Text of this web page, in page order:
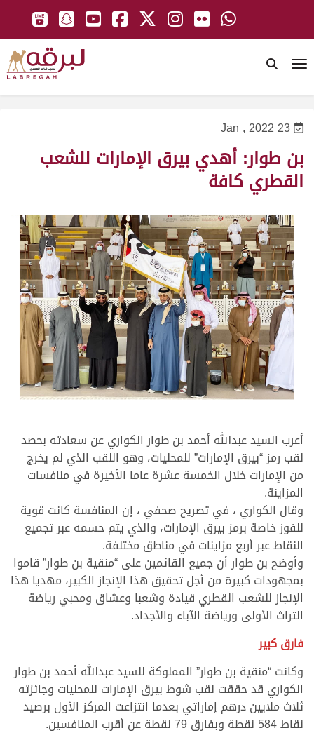
23 Jan , 2022
بن طوار: أهدي بيرق الإمارات للشعب
القطري كافة
أعرب السيد عبدالله أحمد بن طوار الكواري عن سعادته بحصد
لقب رمز “بيرق الإمارات” للمحليات، وهو اللقب الذي لم يخرج
من الإمارات خلال الخمسة عشرة عاما الأخيرة في منافسات
المزاينة.
وقال الكواري ، في تصريح صحفي ، إن المنافسة كانت قوية
للفوز خاصة برمز بيرق الإمارات، والذي يتم حسمه عبر تجميع
النقاط عبر أربع مزاينات في مناطق مختلفة.
وأوضح بن طوار أن جميع القائمين على “منقية بن طوار” قاموا
بمجهودات كبيرة من أجل تحقيق هذا الإنجاز الكبير، مهديا هذا
الإنجاز للشعب القطري قيادة وشعبا وعشاق ومحبي رياضة
التراث الأولى ورياضة الآباء والأجداد.
فارق كبير
وكانت “منقية بن طوار” المملوكة للسيد عبدالله أحمد بن طوار
الكواري قد حققت لقب شوط بيرق الإمارات للمحليات وجائزته
ثلاث ملايين درهم إماراتي بعدما انتزاعت المركز الأول برصيد
نقاط 584 نقطة وبفارق 79 نقطة عن أقرب المنافسين.